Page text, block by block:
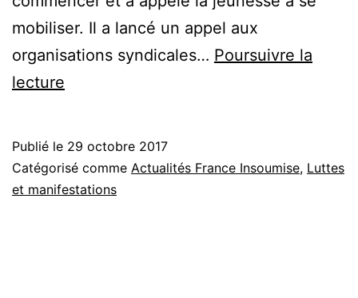
mobiliser. Il a lancé un appel aux
organisations syndicales… Poursuivre la
lecture
du
23
Publié le 29 octobre 2017
Catégorisé comme Actualités France Insoumise, Luttes
et manifestations